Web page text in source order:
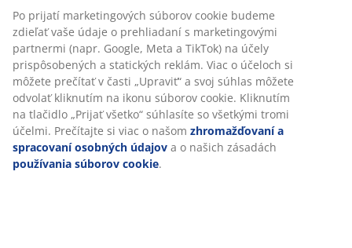
Po prijatí marketingových súborov cookie budeme
zdieľať vaše údaje o prehliadaní s marketingovými
partnermi (napr. Google, Meta a TikTok) na účely
prispôsobených a statických reklám. Viac o účeloch si
môžete prečítať v časti „Upraviť“ a svoj súhlas môžete
odvolať kliknutím na ikonu súborov cookie. Kliknutím
na tlačidlo „Prijať všetko“ súhlasíte so všetkými tromi
účelmi. Prečítajte si viac o našom zhromažďovaní a
spracovaní osobných údajov a o našich zásadách
používania súborov cookie.